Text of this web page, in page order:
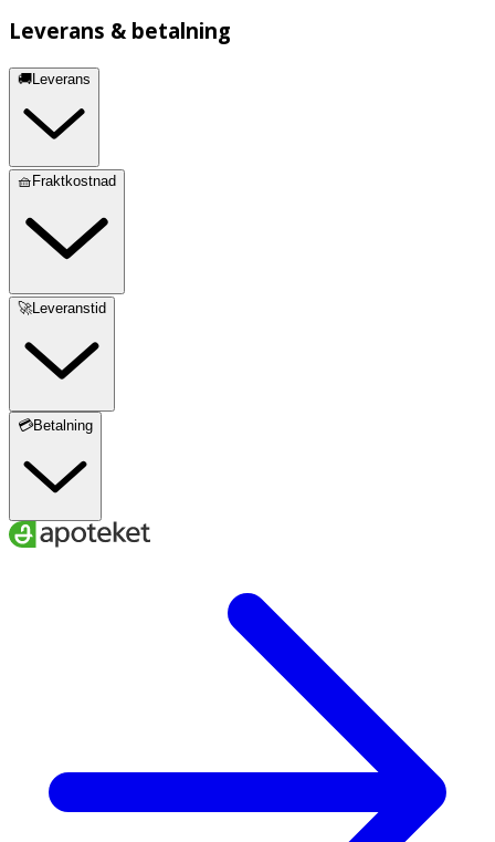
Leverans & betalning
🚚Leverans
🧺Fraktkostnad
🚀Leveranstid
💳Betalning